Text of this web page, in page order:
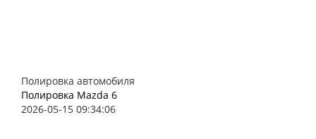
Полировка автомобиля
Полировка Mazda 6
2026-05-15 09:34:06